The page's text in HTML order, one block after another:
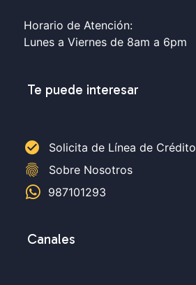
Horario de Atención:
Lunes a Viernes de 8am a 6pm
Te puede interesar
check_circle Solicita de Línea de Crédito
fingerprint
Sobre Nosotros
987101293
Canales